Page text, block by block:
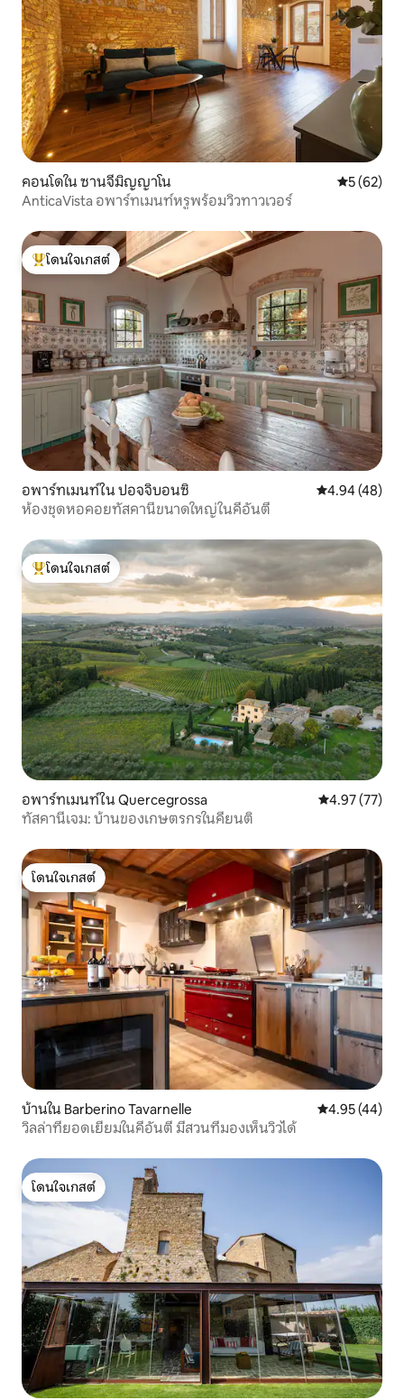
คอนโดใน ซานจีมิญญาโน คะแนนเฉลี่
5 (62)
AnticaVista อพาร์ทเมนท์หรูพร้อมวิวทาวเวอร์
โดนใจเกสต์ที่สุด
โดนใจเกสต์
อพาร์ทเมนท์ใน ปอจจิบอนซิ คะแนนเฉลี่ย
4.94 (48)
ห้องชุดหอคอยทัสคานีขนาดใหญ่ในคีอันตี
โดนใจเกสต์ที่สุด
โดนใจเกสต์
อพาร์ทเมนท์ใน Quercegrossa คะแนนเฉลี่ย
4.97 (77)
ทัสคานีเจม: บ้านของเกษตรกรในคียนติ
โดนใจเกสต์
โดนใจเกสต์
บ้านใน Barberino Tavarnelle คะแนนเฉลี่ย
4.95 (44)
วิลล่าที่ยอดเยี่ยมในคีอันตี มีสวนที่มองเห็นวิวได้
โดนใจเกสต์
โดนใจเกสต์